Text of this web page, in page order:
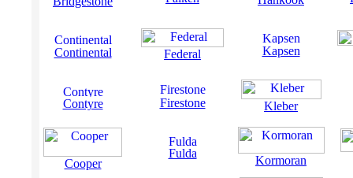
Continental
Contyre
Cooper
Federal
Firestone
Fulda
Kapsen
Kleber
Kormoran